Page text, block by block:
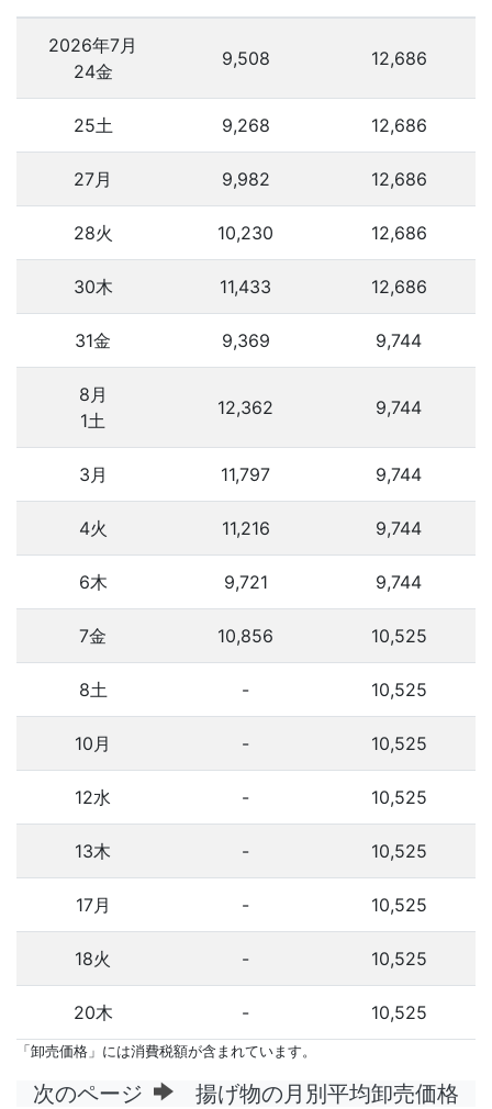
2026年7月
24金
9,508 12,686
25土 9,268 12,686
27月 9,982 12,686
28火 10,230 12,686
30木 11,433 12,686
31金 9,369 9,744
8月
1土
12,362 9,744
3月 11,797 9,744
4火 11,216 9,744
6木 9,721 9,744
7金 10,856 10,525
8土 - 10,525
10月 - 10,525
12水 - 10,525
13木 - 10,525
17月 - 10,525
18火 - 10,525
20木 - 10,525
「卸売価格」には消費税額が含まれています。
次のページ 揚げ物の月別平均卸売価格